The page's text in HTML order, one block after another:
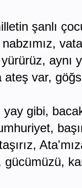
şanlı
aynı
ateş var,
gibi,